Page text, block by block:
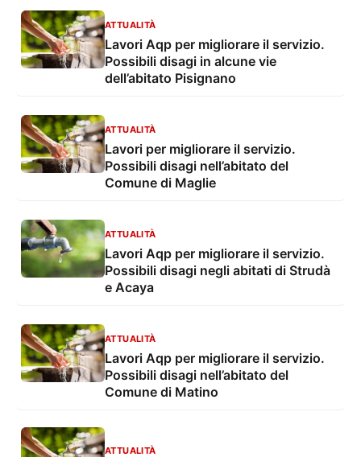
ATTUALITÀ
Lavori Aqp per migliorare il servizio.
Possibili disagi in alcune vie
dell’abitato Pisignano
ATTUALITÀ
Lavori per migliorare il servizio.
Possibili disagi nell’abitato del
Comune di Maglie
ATTUALITÀ
Lavori Aqp per migliorare il servizio.
Possibili disagi negli abitati di Strudà
e Acaya
ATTUALITÀ
Lavori Aqp per migliorare il servizio.
Possibili disagi nell’abitato del
Comune di Matino
ATTUALITÀ